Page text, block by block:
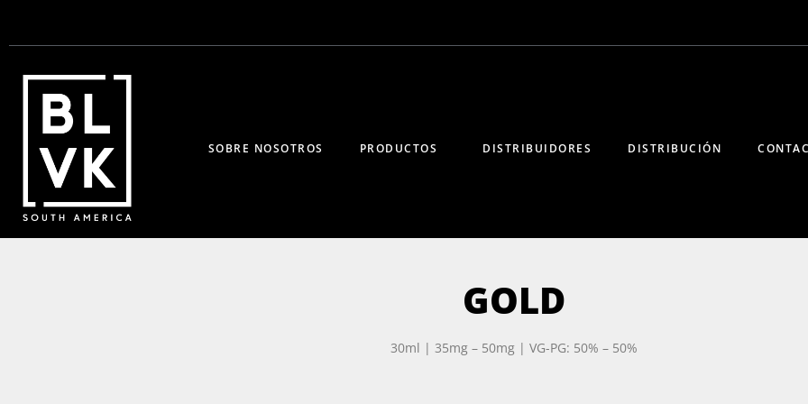
SOBRE NOSOTROS PRODUCTOS DISTRIBUIDORES DISTRIBUCIÓN
GOLD
30ml | 35mg – 50mg | VG-PG: 50% – 50%